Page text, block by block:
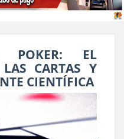
EL
CARTAS Y
CIENTÍFICA